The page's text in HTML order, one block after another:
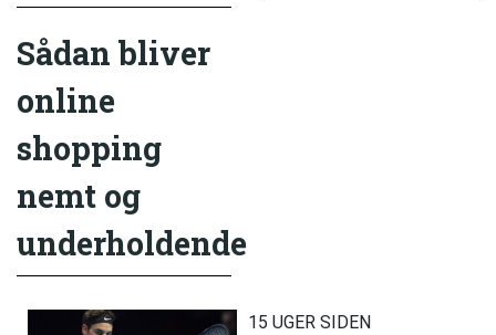
Sådan bliver
online
shopping
nemt og
underholdende
15 UGER SIDEN